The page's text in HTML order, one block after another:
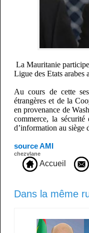
La Mauritanie
Ligue des Etats arabes
Au cours de cette
étrangères et de la
en provenance de
commerce, la
d’information au siège
source AMI
chezvlane
Accueil
Dans la même